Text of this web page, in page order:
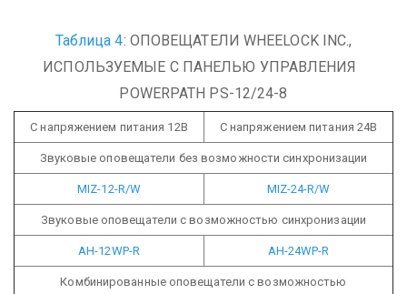
Таблица 4: ОПОВЕЩАТЕЛИ WHEELOCK INC.,
ИСПОЛЬЗУЕМЫЕ С ПАНЕЛЬЮ УПРАВЛЕНИЯ
POWERPATH PS-12/24-8
С напряжением питания 12В С напряжением питания 24В
Звуковые оповещатели без возможности синхронизации
MIZ-12-R/W MIZ-24-R/W
Звуковые оповещатели с возможностью синхронизации
AH-12WP-R AH-24WP-R
Комбинированные оповещатели с возможностью